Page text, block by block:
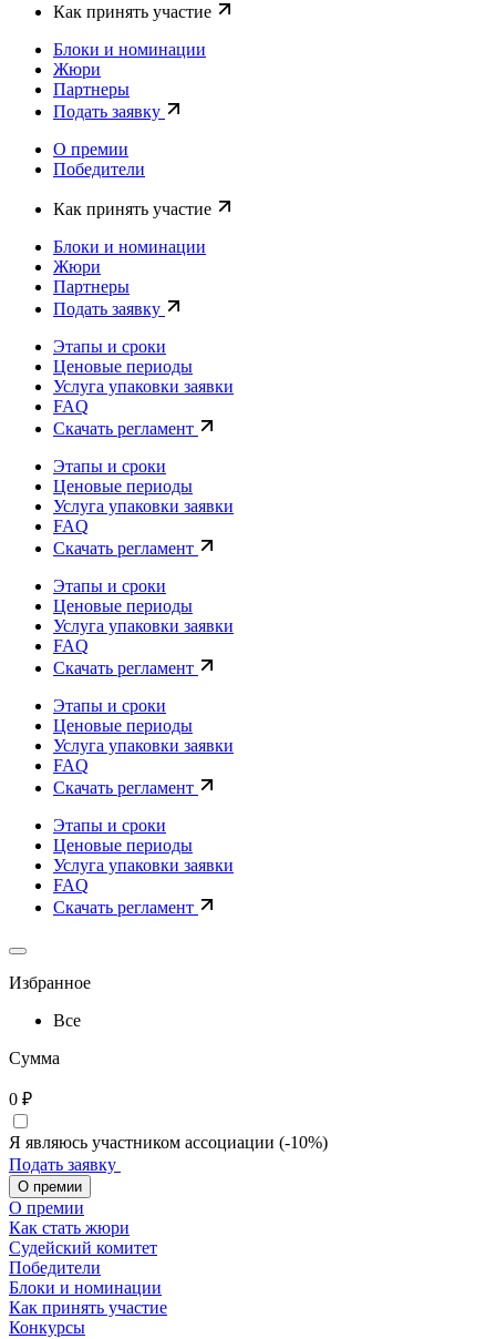
Как принять участие
Блоки и номинации
Жюри
Партнеры
Подать заявку
О премии
Победители
Как принять участие
Блоки и номинации
Жюри
Партнеры
Подать заявку
Этапы и сроки
Ценовые периоды
Услуга упаковки заявки
FAQ
Скачать регламент
Этапы и сроки
Ценовые периоды
Услуга упаковки заявки
FAQ
Скачать регламент
Этапы и сроки
Ценовые периоды
Услуга упаковки заявки
FAQ
Скачать регламент
Этапы и сроки
Ценовые периоды
Услуга упаковки заявки
FAQ
Скачать регламент
Этапы и сроки
Ценовые периоды
Услуга упаковки заявки
FAQ
Скачать регламент
Избранное
Все
Сумма
0 ₽
Я являюсь участником ассоциации (-10%)
Подать заявку
О премии
О премии
Как стать жюри
Судейский комитет
Победители
Блоки и номинации
Как принять участие
Конкурсы